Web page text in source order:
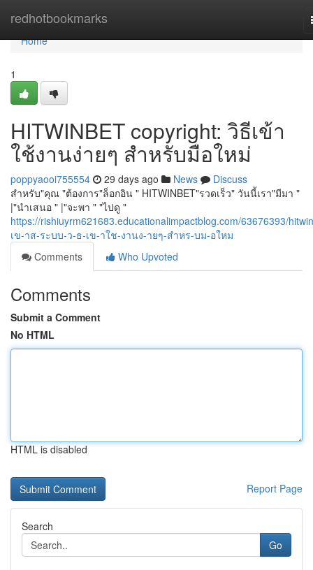
redhotbookmarks
Home
Home
1
HITWINBET copyright: วิธีเข้า
ใช้งานง่ายๆ สำหรับมือใหม่
poppyaooi755554 29 days ago News
Discuss
สำหรับ"คุณ "ต้องการ"ล็อกอิน " HITWINBET"รวดเร็ว" วันนี้เรา"มีมา "
|"นำเสนอ " |"จะพา " "ไปดู "
https://rishiuyrm621683.educationalimpactblog.com/63676393/
เข-าส-ระบบ-ว-ธ-เข-าใช-งานง-ายๆ-สำหร-บม-อใหม
Comments
Who Upvoted
Comments
Submit a Comment
No HTML
HTML is disabled
Report Page
Search
Go